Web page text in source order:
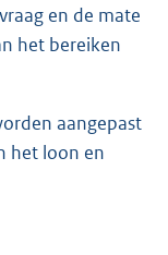
en de mate
het bereiken
aangepast
het loon en